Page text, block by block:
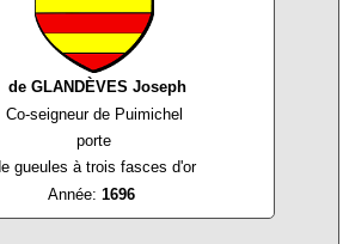
de GLANDÈVES Joseph
Co-seigneur de Puimichel
porte
gueules à trois fasces d'or
Année:1696